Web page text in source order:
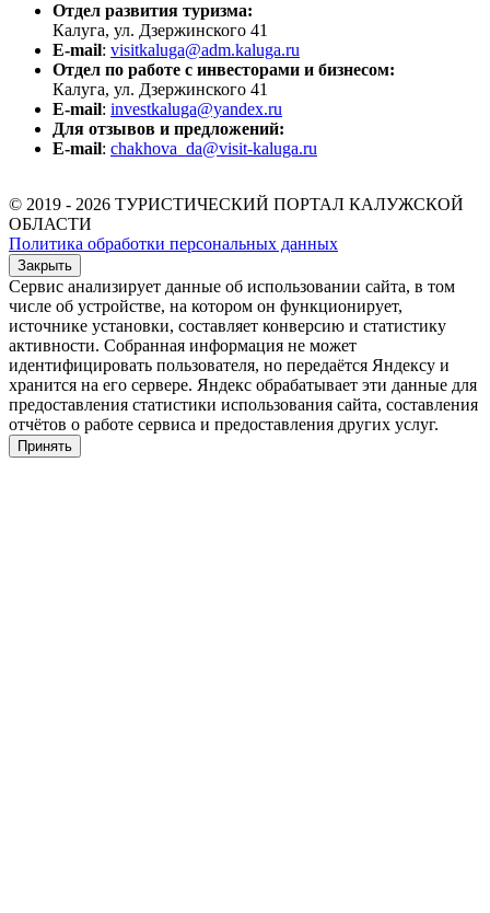
Отдел развития туризма:
Калуга, ул. Дзержинского 41
E-mail: visitkaluga@adm.kaluga.ru
Отдел по работе с инвесторами и бизнесом:
Калуга, ул. Дзержинского 41
E-mail: investkaluga@yandex.ru
Для отзывов и предложений:
E-mail: chakhova_da@visit-kaluga.ru
© 2019 - 2026 ТУРИСТИЧЕСКИЙ ПОРТАЛ КАЛУЖСКОЙ
ОБЛАСТИ
Политика обработки персональных данных
Закрыть
Сервис анализирует данные об использовании сайта, в том
числе об устройстве, на котором он функционирует,
источнике установки, составляет конверсию и статистику
активности. Собранная информация не может
идентифицировать пользователя, но передаётся Яндексу и
хранится на его сервере. Яндекс обрабатывает эти данные для
предоставления статистики использования сайта, составления
отчётов о работе сервиса и предоставления других услуг.
Принять